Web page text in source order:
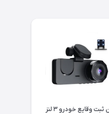
دوربین ثبت وقایع خودرو ۳ لنز